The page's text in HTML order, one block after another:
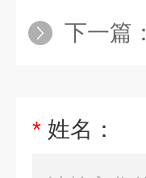
下一篇：
* 姓名：